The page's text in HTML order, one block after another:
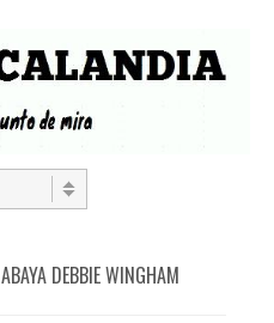
ABAYA DEBBIE WINGHAM